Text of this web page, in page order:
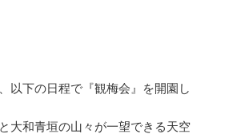
以下の日程で『観梅会』を開園し
大和青垣の山々が一望できる天空